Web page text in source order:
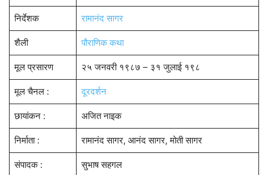
निर्देशक रामानंद सागर
शैली पौराणिक कथा
मूल प्रसारण २५ जनवरी १९८७ – ३१ जुलाई १९८
मूल चैनल : दूरदर्शन
छायांकन : अजित नाइक
निर्माता : रामानंद सागर, आनंद सागर, मोती सागर
संपादक : सुभाष सहगल